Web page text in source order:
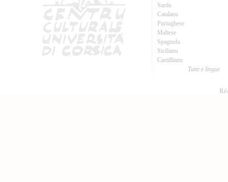
Sardu
Catalanu
Purtughese
Maltese
Spagnolu
Sicilianu
Castillianu
Tutte e lingue